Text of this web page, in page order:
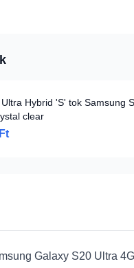
Hybrid 'S' tok Samsung
clear
Galaxy S20 Ultra